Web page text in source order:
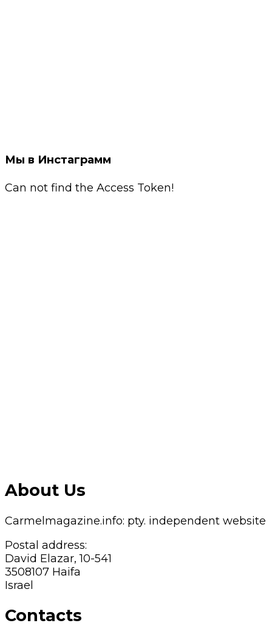
Мы в Инстаграмм
Can not find the Access Token!
About Us
Carmelmagazine.info: pty. independent website
Postal address:
David Elazar, 10-541
3508107 Haifa
Israel
Contacts